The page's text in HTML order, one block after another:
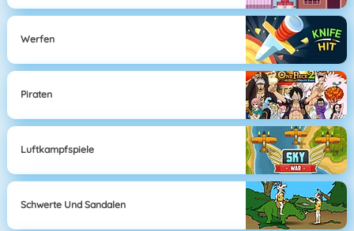
Werfen
Piraten
Luftkampfspiele
Schwerte Und Sandalen